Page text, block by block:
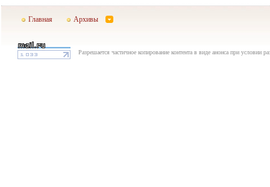
Главная Архивы
Разрешается частичное копирование контента в виде анонса при условии